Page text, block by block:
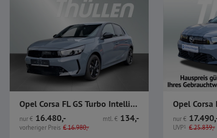
Opel Corsa FL GS Turbo IntelliLux Navi SHZ GJR
nur€ 16.480,-
vorheriger Preis €16.980,-
mtl.€ 134,-
Opel
nur€
UVP1 €25.839,-